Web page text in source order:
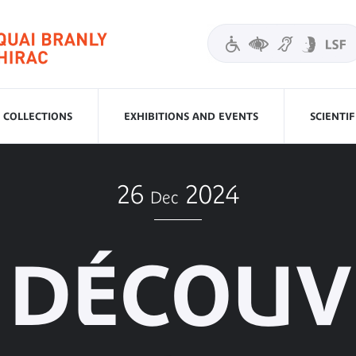
COLLECTIONS EXHIBITIONS AND EVENTS
26 Dec 2024